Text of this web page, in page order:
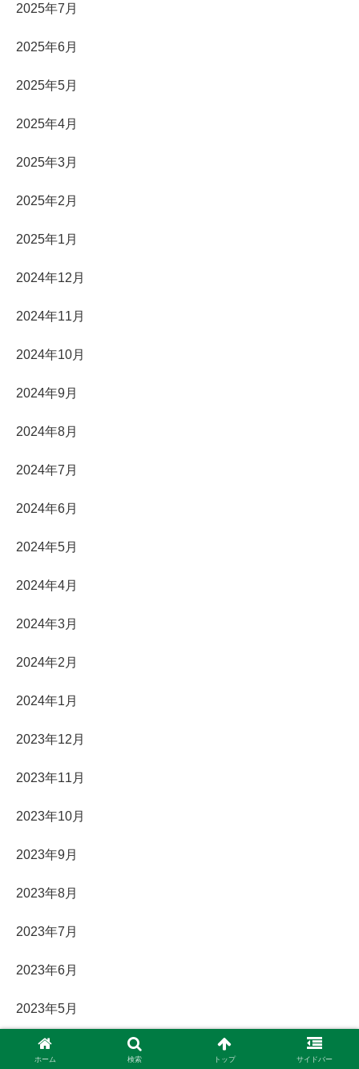
2025年7月
2025年6月
2025年5月
2025年4月
2025年3月
2025年2月
2025年1月
2024年12月
2024年11月
2024年10月
2024年9月
2024年8月
2024年7月
2024年6月
2024年5月
2024年4月
2024年3月
2024年2月
2024年1月
2023年12月
2023年11月
2023年10月
2023年9月
2023年8月
2023年7月
2023年6月
2023年5月
2023年4月
ホーム 検索 トップ サイドバー